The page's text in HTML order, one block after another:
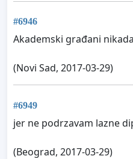
#6946
Akademski građani
(Novi Sad, 2017-03-29)
#6949
jer ne podrzavam lazne
(Beograd, 2017-03-29)